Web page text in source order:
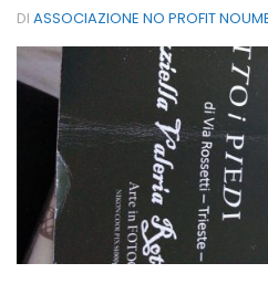
DI ASSOCIAZIONE NO PROFIT